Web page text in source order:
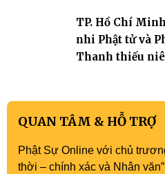
TP. Hồ Chí
nhi Phật tử và
Thanh thiếu
QUAN TÂM & HỖ TRỢ
Phật Sự Online với chủ
thời – chính xác và Nhân